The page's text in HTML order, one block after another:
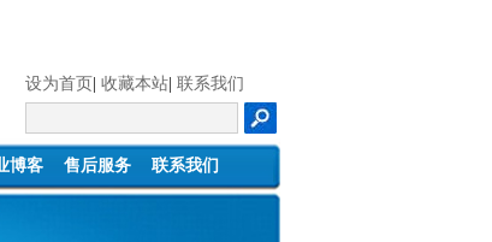
设为首页 收藏本站| 联系我们
博客 售后服务 联系我们